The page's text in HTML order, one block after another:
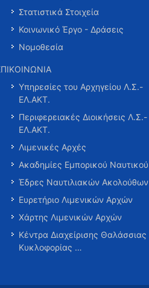
Στατιστικά Στοιχεία
Κοινωνικό Έργο - Δράσεις
Νομοθεσία
Υπηρεσίες του Αρχηγείου Λ.Σ.-
ΕΛ.ΑΚΤ.
Περιφερειακές Διοικήσεις Λ.Σ.-
ΕΛ.ΑΚΤ.
Λιμενικές Αρχές
Ακαδημίες Εμπορικού Ναυτικού
Έδρες Ναυτιλιακών Ακολούθων
Ευρετήριο Λιμενικών Αρχών
Χάρτης Λιμενικών Αρχών
Κέντρα Διαχείρισης Θαλάσσιας
Κυκλοφορίας …